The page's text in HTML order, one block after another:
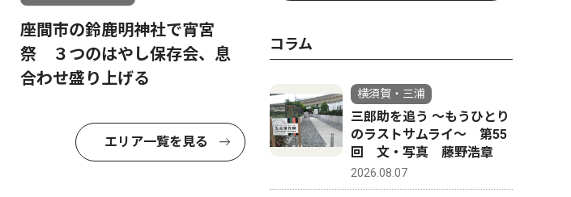
座間市の鈴鹿明神社で宵宮
祭 ３つのはやし保存会、息
合わせ盛り上げる
エリア一覧を見る
コラム
横須賀・三浦
三郎助を追う 〜もうひとり
のラストサムライ〜 第55
回 文・写真 藤野浩章
2026.08.07